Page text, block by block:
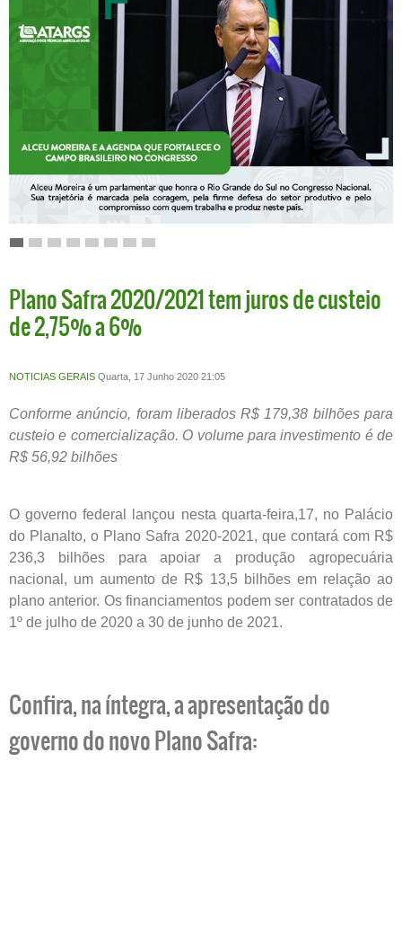
Plano Safra 2020/2021 tem juros de custeio
de 2,75% a 6%
NOTICIAS GERAIS Quarta, 17 Junho 2020 21:05
Conforme anúncio, foram liberados R$ 179,38 bilhões para
custeio e comercialização. O volume para investimento é de
R$ 56,92 bilhões
O governo federal lançou nesta quarta-feira,17, no Palácio
do Planalto, o Plano Safra 2020-2021, que contará com R$
236,3 bilhões para apoiar a produção agropecuária
nacional, um aumento de R$ 13,5 bilhões em relação ao
plano anterior. Os financiamentos podem ser contratados de
1º de julho de 2020 a 30 de junho de 2021.
Confira, na íntegra, a apresentação do
governo do novo Plano Safra: